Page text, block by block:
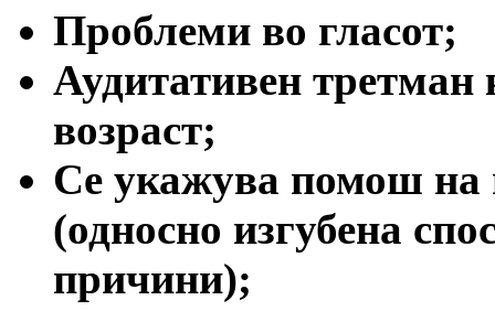
Проблеми во гласот;
Аудитативен третман
возраст;
Се укажува помош на
(односно изгубена
причини);